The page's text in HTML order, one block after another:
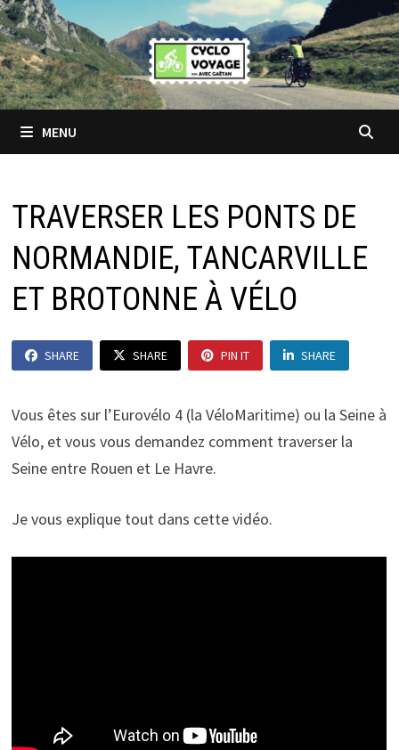
Passer
au
contenu
MENU
TRAVERSER LES PONTS DE
NORMANDIE, TANCARVILLE
ET BROTONNE À VÉLO
SHARE SHARE PIN IT SHARE
Vous êtes sur l’Eurovélo 4 (la VéloMaritime) ou la Seine à
Vélo, et vous vous demandez comment traverser la
Seine entre Rouen et Le Havre.
Je vous explique tout dans cette vidéo.